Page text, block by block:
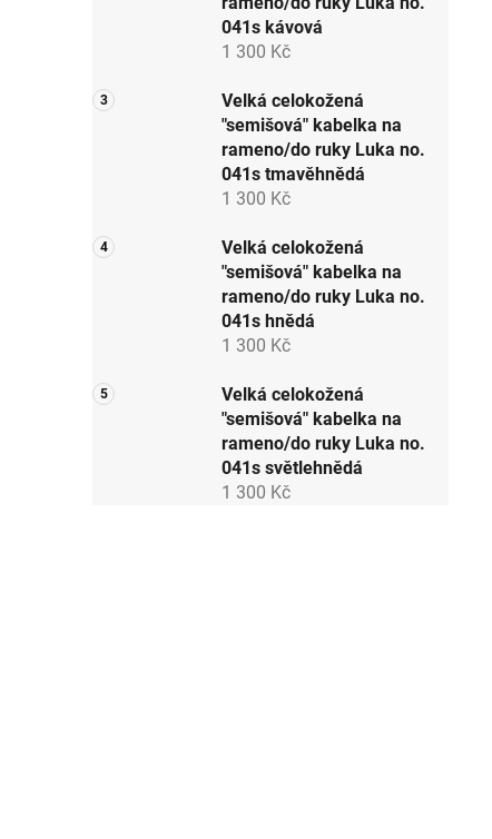
e
041s kávová
1 300 Kč
Velká celokožená
"semišová" kabelka na
rameno/do ruky Luka no.
041s tmavěhnědá
1 300 Kč
Velká celokožená
"semišová" kabelka na
rameno/do ruky Luka no.
041s hnědá
1 300 Kč
Velká celokožená
"semišová" kabelka na
rameno/do ruky Luka no.
041s světlehnědá
1 300 Kč